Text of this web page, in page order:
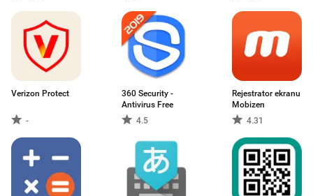
Verizon Protect
-
360 Security -
Antivirus Free
4.5
Rejestrator ekranu
Mobizen
4.31